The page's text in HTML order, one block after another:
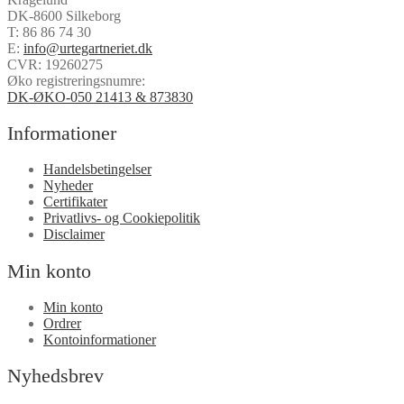
DK-8600 Silkeborg
T: 86 86 74 30
E: info@urtegartneriet.dk
CVR: 19260275
Øko registreringsnumre:
DK-ØKO-050 21413 & 873830
Informationer
Handelsbetingelser
Nyheder
Certifikater
Privatlivs- og Cookiepolitik
Disclaimer
Min konto
Min konto
Ordrer
Kontoinformationer
Nyhedsbrev